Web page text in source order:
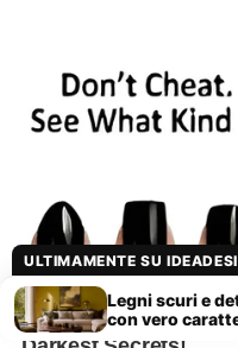
ULTIMAMENTE SU
Legni scuri e
con vero